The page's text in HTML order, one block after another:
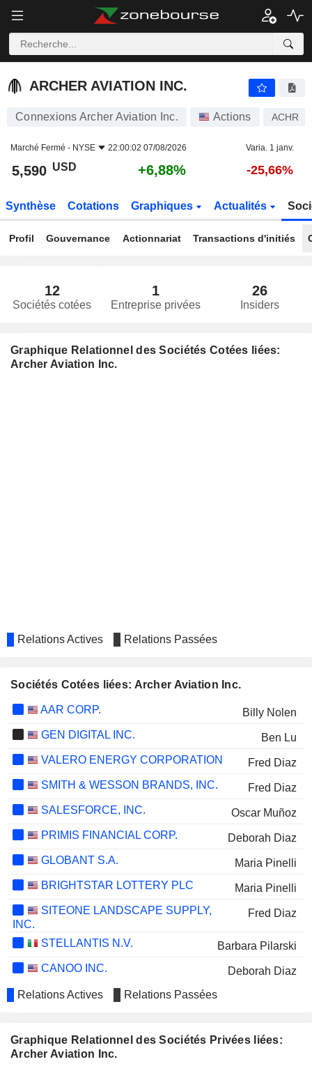
ARCHER AVIATION INC.
ARCHER AVIATION INC.
Connexions Archer Aviation Inc. Actions ACHR
Marché Fermé - NYSE 22:00:02 07/08/2026 Varia. 1 janv.
5,590 USD +6,88% -25,66%
Synthèse Cotations Graphiques Actualités
Profil Gouvernance Actionnariat Transactions d'initiés
12
Sociétés cotées
1
Entreprise privées
26
Insiders
Graphique Relationnel des Sociétés Cotées liées:
Archer Aviation Inc.
Relations Actives Relations Passées
Sociétés Cotées liées: Archer Aviation Inc.
AAR CORP.
Billy Nolen
GEN DIGITAL INC.
Ben Lu
VALERO ENERGY CORPORATION
Fred Diaz
SMITH & WESSON BRANDS, INC.
Fred Diaz
SALESFORCE, INC.
Oscar Muñoz
PRIMIS FINANCIAL CORP.
Deborah Diaz
GLOBANT S.A.
Maria Pinelli
BRIGHTSTAR LOTTERY PLC
Maria Pinelli
SITEONE LANDSCAPE SUPPLY,
INC.
Fred Diaz
STELLANTIS N.V.
Barbara Pilarski
CANOO INC.
Deborah Diaz
BRC INC.
Clay Hutmacher
Relations Actives Relations Passées
Graphique Relationnel des Sociétés Privées liées:
Archer Aviation Inc.